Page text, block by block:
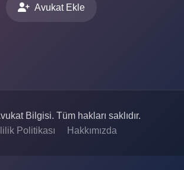
Avukat Ekle
Bilgisi. Tüm hakları saklıdır.
Politikası
Hakkımızda